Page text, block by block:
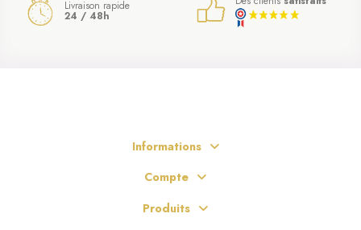
Livraison rapide
24 / 48h
Informations
Compte
Produits